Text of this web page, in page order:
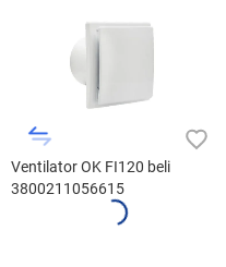
Ventilator OK FI120 beli
3800211056615